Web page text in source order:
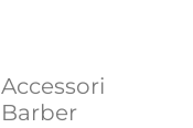
Accessori
Barber